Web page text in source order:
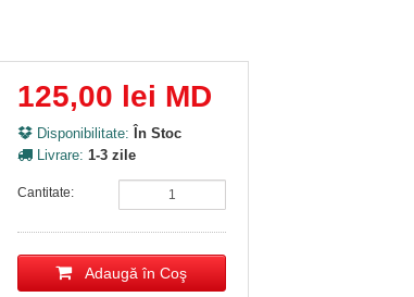
125,00 lei MD
Disponibilitate: În Stoc
Livrare: 1-3 zile
Cantitate:
Adaugă în Coş